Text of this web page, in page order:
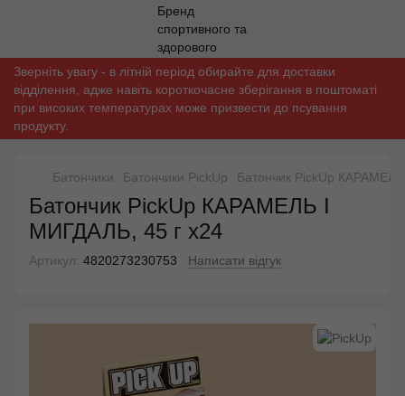
Зверніть увагу - в літній період обирайте для доставки
відділення, адже навіть короткочасне зберігання в поштоматі
при високих температурах може призвести до псування
продукту.
Батончики Батончики PickUp Батончик PickUp
Батончик PickUp КАРАМЕЛЬ І
МИГДАЛЬ, 45 г х24
Артикул: 4820273230753 Написати відгук